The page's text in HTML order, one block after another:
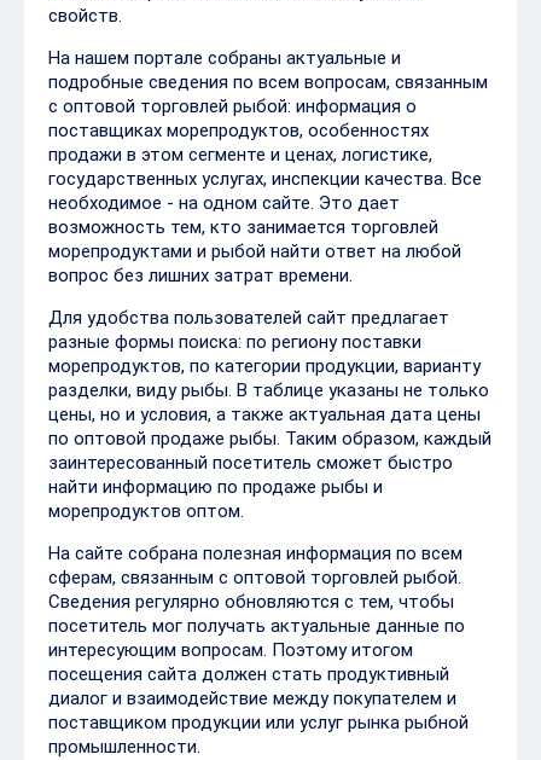
свойств.
На нашем портале собраны актуальные и
подробные сведения по всем вопросам, связанным
с оптовой торговлей рыбой: информация о
поставщиках морепродуктов, особенностях
продажи в этом сегменте и ценах, логистике,
государственных услугах, инспекции качества. Все
необходимое - на одном сайте. Это дает
возможность тем, кто занимается торговлей
морепродуктами и рыбой найти ответ на любой
вопрос без лишних затрат времени.
Для удобства пользователей сайт предлагает
разные формы поиска: по региону поставки
морепродуктов, по категории продукции, варианту
разделки, виду рыбы. В таблице указаны не только
цены, но и условия, а также актуальная дата цены
по оптовой продаже рыбы. Таким образом, каждый
заинтересованный посетитель сможет быстро
найти информацию по продаже рыбы и
морепродуктов оптом.
На сайте собрана полезная информация по всем
сферам, связанным с оптовой торговлей рыбой.
Сведения регулярно обновляются с тем, чтобы
посетитель мог получать актуальные данные по
интересующим вопросам. Поэтому итогом
посещения сайта должен стать продуктивный
диалог и взаимодействие между покупателем и
поставщиком продукции или услуг рынка рыбной
промышленности.